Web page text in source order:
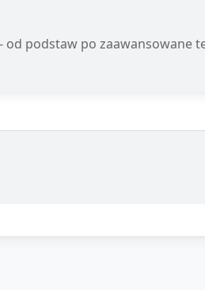
od podstaw po zaawansowane